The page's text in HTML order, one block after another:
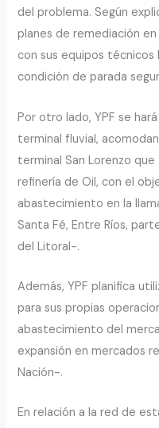
del problema. Según
planes de remediación
con sus equipos técnicos
condición de parada
Por otro lado, YPF se
terminal fluvial,
terminal San Lorenzo
refinería de Oil, con el
abastecimiento en la
Santa Fé, Entre Ríos,
del Litoral-.
Además, YPF planifica
para sus propias
abastecimiento del
expansión en mercados
Nación-.
En relación a la red de